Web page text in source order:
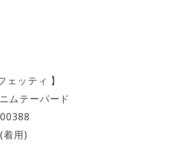
ェッティ 】
ムテーパード
着用)